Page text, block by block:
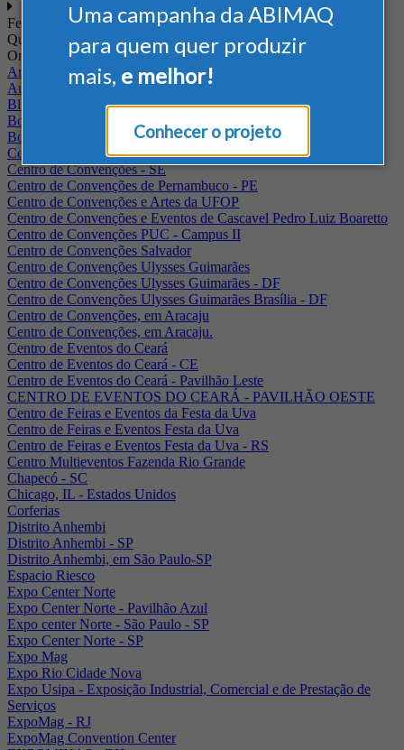
Uma campanha da ABIMAQ
para quem quer produzir
mais, e melhor!
Conhecer o projeto
Feiras
Quando
Onde
Arena Jaguariuna
Auditório Albano Franco - FIEPA
Blumenau - SC
BolognaFiere
Boulevard Olimpico - RJ
Centro Internacional de Convenções do Brasil, em Brasília
Centro de Convenções - SE
Centro de Convenções de Pernambuco - PE
Centro de Convenções e Artes da UFOP
Centro de Convenções e Eventos de Cascavel Pedro Luiz Boaretto
Centro de Convenções PUC - Campus II
Centro de Convenções Salvador
Centro de Convenções Ulysses Guimarães
Centro de Convenções Ulysses Guimarães - DF
Centro de Convenções Ulysses Guimarães Brasília - DF
Centro de Convenções, em Aracaju
Centro de Convenções, em Aracaju.
Centro de Eventos do Ceará
Centro de Eventos do Ceará - CE
Centro de Eventos do Ceará - Pavilhão Leste
CENTRO DE EVENTOS DO CEARÁ - PAVILHÃO OESTE
Centro de Feiras e Eventos da Festa da Uva
Centro de Feiras e Eventos Festa da Uva
Centro de Feiras e Eventos Festa da Uva - RS
Centro Multieventos Fazenda Rio Grande
Chapecó - SC
Chicago, IL - Estados Unidos
Corferias
Distrito Anhembi
Distrito Anhembi - SP
Distrito Anhembi, em São Paulo-SP
Espacio Riesco
Expo Center Norte
Expo Center Norte - Pavilhão Azul
Expo center Norte - São Paulo - SP
Expo Center Norte - SP
Expo Mag
Expo Rio Cidade Nova
Expo Usipa - Exposição Industrial, Comercial e de Prestação de
Serviços
ExpoMag - RJ
ExpoMag Convention Center